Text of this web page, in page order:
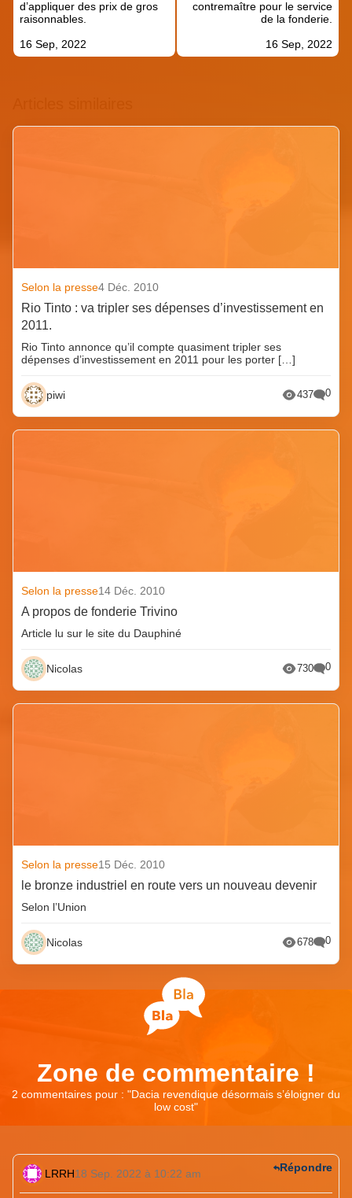
d’appliquer des prix de gros
raisonnables.
16 Sep, 2022
contremaître pour le service
de la fonderie.
16 Sep, 2022
Selon la presse4 Déc. 2010
Rio Tinto : va tripler ses dépenses d’investissement en
2011.
Rio Tinto annonce qu’il compte quasiment tripler ses
dépenses d’investissement en 2011 pour les porter […]
piwi 437 0
Selon la presse14 Déc. 2010
A propos de fonderie Trivino
Article lu sur le site du Dauphiné
Nicolas 730 0
Selon la presse15 Déc. 2010
le bronze industriel en route vers un nouveau devenir
Selon l’Union
Nicolas 678 0
Zone de commentaire !
2 commentaires pour : "Dacia revendique désormais s’éloigner du
low cost"
LRRH18 Sep. 2022 à 10:22 am Répondre